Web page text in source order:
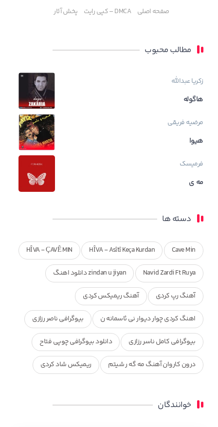
صفحه اصلی DMCA – کپی رایت پخش آثار
مطالب محبوب
زکریا عبدالله
هاگوله
مرضیه فریقی
هیوا
فرمیسک
مه ی
دسته ها
Cave Min
HÎVA - Asîtî Keça Kurdan
HÎVA - ÇAVÊ MIN
Navid Zardi Ft Ruya zindan u jiyan دانلود اهنگ
آهنگ رپ کردی آهنگ ریمیکس کردی
اهنگ کردی چوار دیوار نی ئاسمانه ن بیوگرافی ناصر رزازی
بیوگرافی کامل ناسر رزازی دانلود بیوگرافی چوپی فتاح
درون کاروان آهنگ مه گه ر شیتم ریمیکس شاد کردی
محمد جزا
خوانندگان